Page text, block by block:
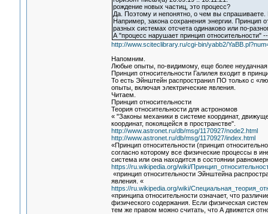
рождение новых частиц, это процесс?
Да. Поэтому и непонятно, о чем вы спрашиваете.
Например, закона сохранения энергии. Принцип
разных системах отсчета одинаково или по-
А "процесс нарушает принцип относительности"
http://www.sciteclibrary.ru/cgi-bin/yabb2/
Напомним.
Любые опыты, по-видимому, еще более
Принцип относительности Галилея входит в
То есть Эйнштейн распространил ПО только с
опыты, включая электрические явления.
Читаем.
Принцип относительности
Теория относительности для астрономов
« "Законы механики в системе координат,
координат, покоящейся в пространстве".
http://www.astronet.ru/db/msg/1170927/node2.html
http://www.astronet.ru/db/msg/1170927/index.html
«Принцип относительности (принцип
согласно которому все физические процессы в
система или она находится в состоянии
https://ru.wikipedia.org/wiki/
«принцип относительности Эйнштейна
явления. «
https://ru.wikipedia.org/wiki/
«принципа относительности означает, что
физического содержания. Если физическая
тем же правом можно считать, что А движется